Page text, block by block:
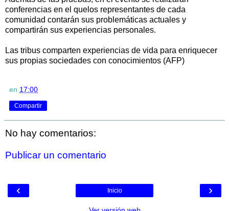
conferencias en el quelos representantes de cada
comunidad contarán sus problemáticas actuales y
compartirán sus experiencias personales.
Las tribus comparten experiencias de vida para enriquecer
sus propias sociedades con conocimientos (AFP)
en 17:00
Compartir
No hay comentarios:
Publicar un comentario
‹ ›
Inicio